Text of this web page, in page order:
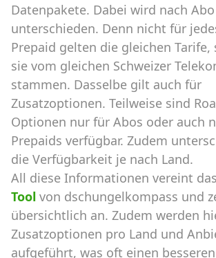
Datenpakete. Dabei wird nach Abo
unterschieden. Denn nicht für
Prepaid gelten die gleichen Tarife,
sie vom gleichen Schweizer
stammen. Dasselbe gilt auch für
Zusatzoptionen. Teilweise sind
Optionen nur für Abos oder auch
Prepaids verfügbar. Zudem
die Verfügbarkeit je nach Land.
All diese Informationen vereint das
Tool von dschungelkompass und
übersichtlich an. Zudem werden
Zusatzoptionen pro Land und
aufgeführt, was oft einen